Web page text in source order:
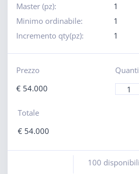
Master (pz):
1
Minimo ordinabile:
1
Incremento qty(pz):
1
Prezzo
€54.000
Totale
€54.000
100 disponibili